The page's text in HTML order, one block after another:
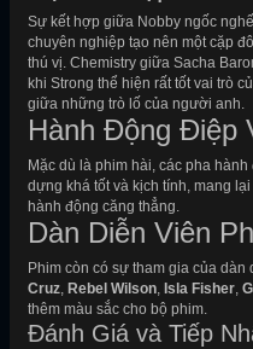
Sự kết hợp giữa Nobby ngốc
chuyên nghiệp tạo nên một cặp
thú vị. Chemistry giữa Sacha
khi Strong thể hiện rất tốt vai trò
giữa những trò lố của người anh.
Hành Động Điệp
Mặc dù là phim hài, các pha
dựng khá tốt và kịch tính, mang
hành động căng thẳng.
Dàn Diễn Viên
Phim còn có sự tham gia của
Cruz, Rebel Wilson, Isla Fisher,
thêm màu sắc cho bộ phim.
Đánh Giá và Tiếp